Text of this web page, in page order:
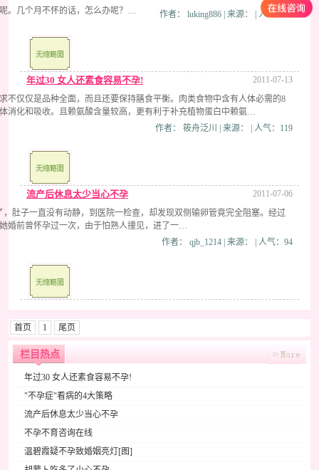
。几个月不怀的话，怎么办呢？… 作者： luking886 | 来源： | 人气：99
2011-07-13
年过30 女人还素食容易不孕!
不仅仅是品种全面，而且还要保持膳食平衡。肉类食物中含有人体必需的8
消化和吸收。且赖氨酸含量较高，更有利于补充植物蛋白中赖氨…
作者： 筱舟泛川 | 来源： | 人气：119
2011-07-06
流产后休息太少当心不孕
，肚子一直没有动静，到医院一检查，却发现双侧输卵管竟完全阻塞。经过
婚前曾怀孕过一次，由于怕熟人撞见，进了一…
作者： qjb_1214 | 来源： | 人气：94
首页 1 尾页
栏目热点
年过30 女人还素食容易不孕!
"不孕症"看病的4大策略
流产后休息太少当心不孕
不孕不育咨询在线
温碧霞疑不孕致婚姻亮灯[图]